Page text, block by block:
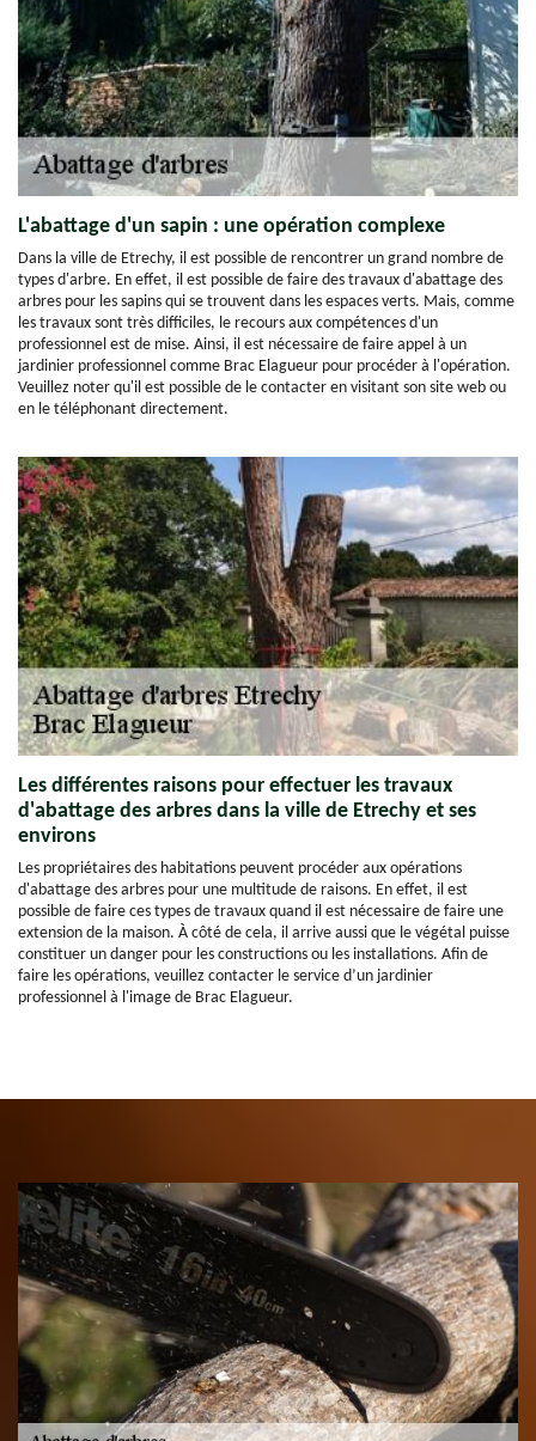
L'abattage d'un sapin : une opération complexe
Dans la ville de Etrechy, il est possible de rencontrer un grand nombre de
types d'arbre. En effet, il est possible de faire des travaux d'abattage des
arbres pour les sapins qui se trouvent dans les espaces verts. Mais, comme
les travaux sont très difficiles, le recours aux compétences d'un
professionnel est de mise. Ainsi, il est nécessaire de faire appel à un
jardinier professionnel comme Brac Elagueur pour procéder à l'opération.
Veuillez noter qu'il est possible de le contacter en visitant son site web ou
en le téléphonant directement.
Les différentes raisons pour effectuer les travaux
d'abattage des arbres dans la ville de Etrechy et ses
environs
Les propriétaires des habitations peuvent procéder aux opérations
d'abattage des arbres pour une multitude de raisons. En effet, il est
possible de faire ces types de travaux quand il est nécessaire de faire une
extension de la maison. À côté de cela, il arrive aussi que le végétal puisse
constituer un danger pour les constructions ou les installations. Afin de
faire les opérations, veuillez contacter le service d’un jardinier
professionnel à l'image de Brac Elagueur.